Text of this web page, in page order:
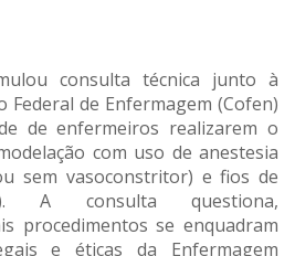
consulta técnica junto à
Federal de Enfermagem (Cofen)
de enfermeiros realizarem o
com uso de anestesia
sem vasoconstritor) e fios de
A consulta questiona,
procedimentos se enquadram
e éticas da Enfermagem